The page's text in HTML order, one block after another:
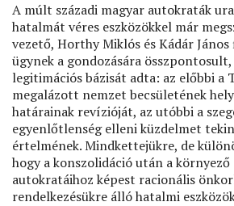
A múlt századi magyar autokraták
hatalmát véres eszközökkel már
vezető, Horthy Miklós és Kádár János
ügynek a gondozására
legitimációs bázisát adta: az előbbi a
megalázott nemzet becsületének
határainak revízióját, az utóbbi a
egyenlőtlenség elleni küzdelmet
értelmének. Mindkettejükre, de
hogy a konszolidáció után a környező
autokratáihoz képest racionális
rendelkezésükre álló hatalmi